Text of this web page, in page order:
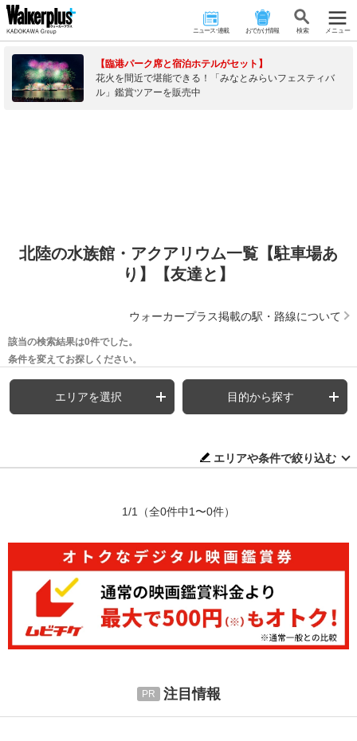
ニュース･連載 おでかけ情報 検 索 メニュー
【臨港パーク席と宿泊ホテルがセット】
花火を間近で堪能できる！「みなとみらいフェスティバ
ル」鑑賞ツアーを販売中
北陸の水族館・アクアリウム一覧【駐車場あ
り】【友達と】
ウォーカープラス掲載の駅・路線について
該当の検索結果は0件でした。
条件を変えてお探しください。
エリアを選択 目的から探す
エリアや条件で絞り込む
1/1 （全0件中1〜0件）
注目情報